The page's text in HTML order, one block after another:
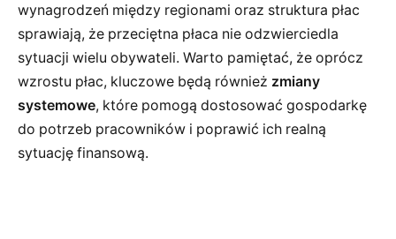
wynagrodzeń między regionami oraz struktura płac
sprawiają, że przeciętna płaca nie odzwierciedla
sytuacji wielu obywateli. Warto pamiętać, że oprócz
wzrostu płac, kluczowe będą również zmiany
systemowe, które pomogą dostosować gospodarkę
do potrzeb pracowników i poprawić ich realną
sytuację finansową.